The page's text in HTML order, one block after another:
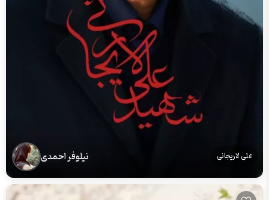
علی لاریجانی نیلوفر احمدی